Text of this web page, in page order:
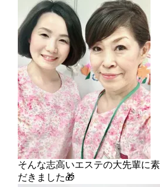
そんな志高いエステの大先輩に
だきました🎁